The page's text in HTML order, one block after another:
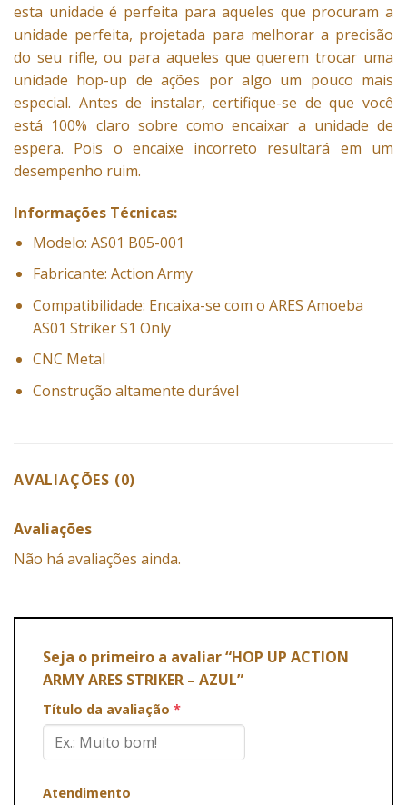
esta unidade é perfeita para aqueles que procuram a
unidade perfeita, projetada para melhorar a precisão
do seu rifle, ou para aqueles que querem trocar uma
unidade hop-up de ações por algo um pouco mais
especial. Antes de instalar, certifique-se de que você
está 100% claro sobre como encaixar a unidade de
espera. Pois o encaixe incorreto resultará em um
desempenho ruim.
Informações Técnicas:
Modelo: AS01 B05-001
Fabricante: Action Army
Compatibilidade: Encaixa-se com o ARES Amoeba
AS01 Striker S1 Only
CNC Metal
Construção altamente durável
AVALIAÇÕES (0)
Avaliações
Não há avaliações ainda.
Seja o primeiro a avaliar “HOP UP ACTION
ARMY ARES STRIKER – AZUL”
Título da avaliação *
Atendimento